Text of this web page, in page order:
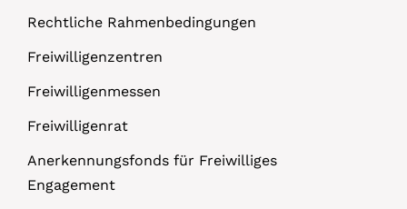
Rechtliche Rahmenbedingungen
Freiwilligenzentren
Freiwilligenmessen
Freiwilligenrat
Anerkennungsfonds für Freiwilliges
Engagement